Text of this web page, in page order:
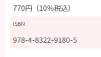
770円（10％税込）
ISBN
978-4-8322-9180-5